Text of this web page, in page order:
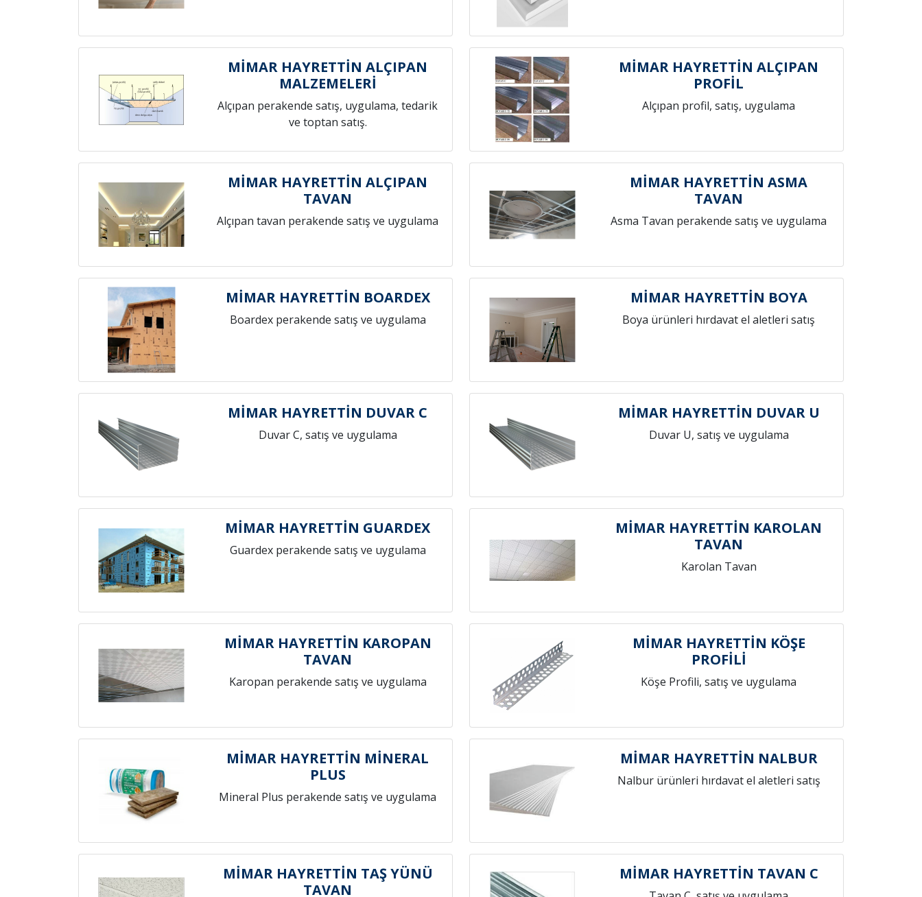
MİMAR HAYRETTİN ALÇIPAN
MALZEMELERİ
Alçıpan perakende satış, uygulama, tedarik
ve toptan satış.
MİMAR HAYRETTİN ALÇIPAN
PROFİL
Alçıpan profil, satış, uygulama
MİMAR HAYRETTİN ALÇIPAN
TAVAN
Alçıpan tavan perakende satış ve uygulama
MİMAR HAYRETTİN ASMA
TAVAN
Asma Tavan perakende satış ve uygulama
MİMAR HAYRETTİN BOARDEX
Boardex perakende satış ve uygulama
MİMAR HAYRETTİN BOYA
Boya ürünleri hırdavat el aletleri satış
MİMAR HAYRETTİN DUVAR C
Duvar C, satış ve uygulama
MİMAR HAYRETTİN DUVAR U
Duvar U, satış ve uygulama
MİMAR HAYRETTİN GUARDEX
Guardex perakende satış ve uygulama
MİMAR HAYRETTİN KAROLAN
TAVAN
Karolan Tavan
MİMAR HAYRETTİN KAROPAN
TAVAN
Karopan perakende satış ve uygulama
MİMAR HAYRETTİN KÖŞE
PROFİLİ
Köşe Profili, satış ve uygulama
MİMAR HAYRETTİN MİNERAL
PLUS
Mineral Plus perakende satış ve uygulama
MİMAR HAYRETTİN NALBUR
Nalbur ürünleri hırdavat el aletleri satış
MİMAR HAYRETTİN TAŞ YÜNÜ
TAVAN
MİMAR HAYRETTİN TAVAN C